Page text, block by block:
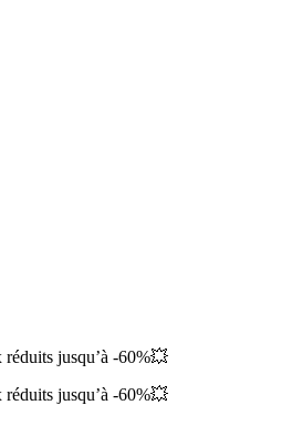
réduits jusqu’à -60%💥
réduits jusqu’à -60%💥